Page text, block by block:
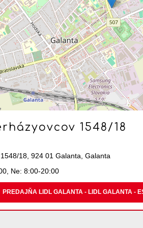
1548/18
18, 924 01 Galanta, Galanta
Ne: 8:00-20:00
PREDAJŇA LIDL GALANTA - LIDL GALANTA -